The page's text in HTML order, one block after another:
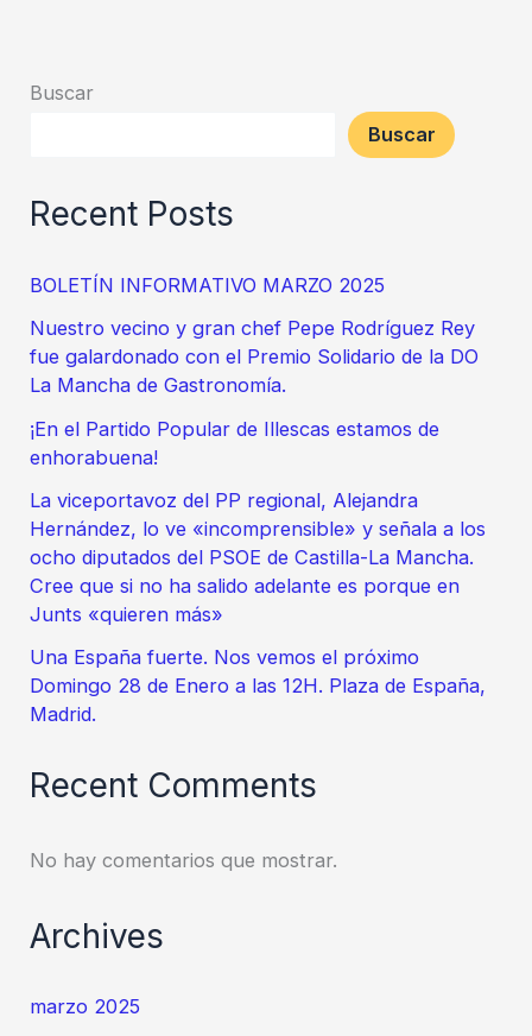
enhorabuena!
Buscar
Buscar
Recent Posts
BOLETÍN INFORMATIVO MARZO 2025
Nuestro vecino y gran chef Pepe Rodríguez Rey
fue galardonado con el Premio Solidario de la DO
La Mancha de Gastronomía.
¡En el Partido Popular de Illescas estamos de
enhorabuena!
La viceportavoz del PP regional, Alejandra
Hernández, lo ve «incomprensible» y señala a los
ocho diputados del PSOE de Castilla-La Mancha.
Cree que si no ha salido adelante es porque en
Junts «quieren más»
Una España fuerte. Nos vemos el próximo
Domingo 28 de Enero a las 12H. Plaza de España,
Madrid.
Recent Comments
No hay comentarios que mostrar.
Archives
marzo 2025